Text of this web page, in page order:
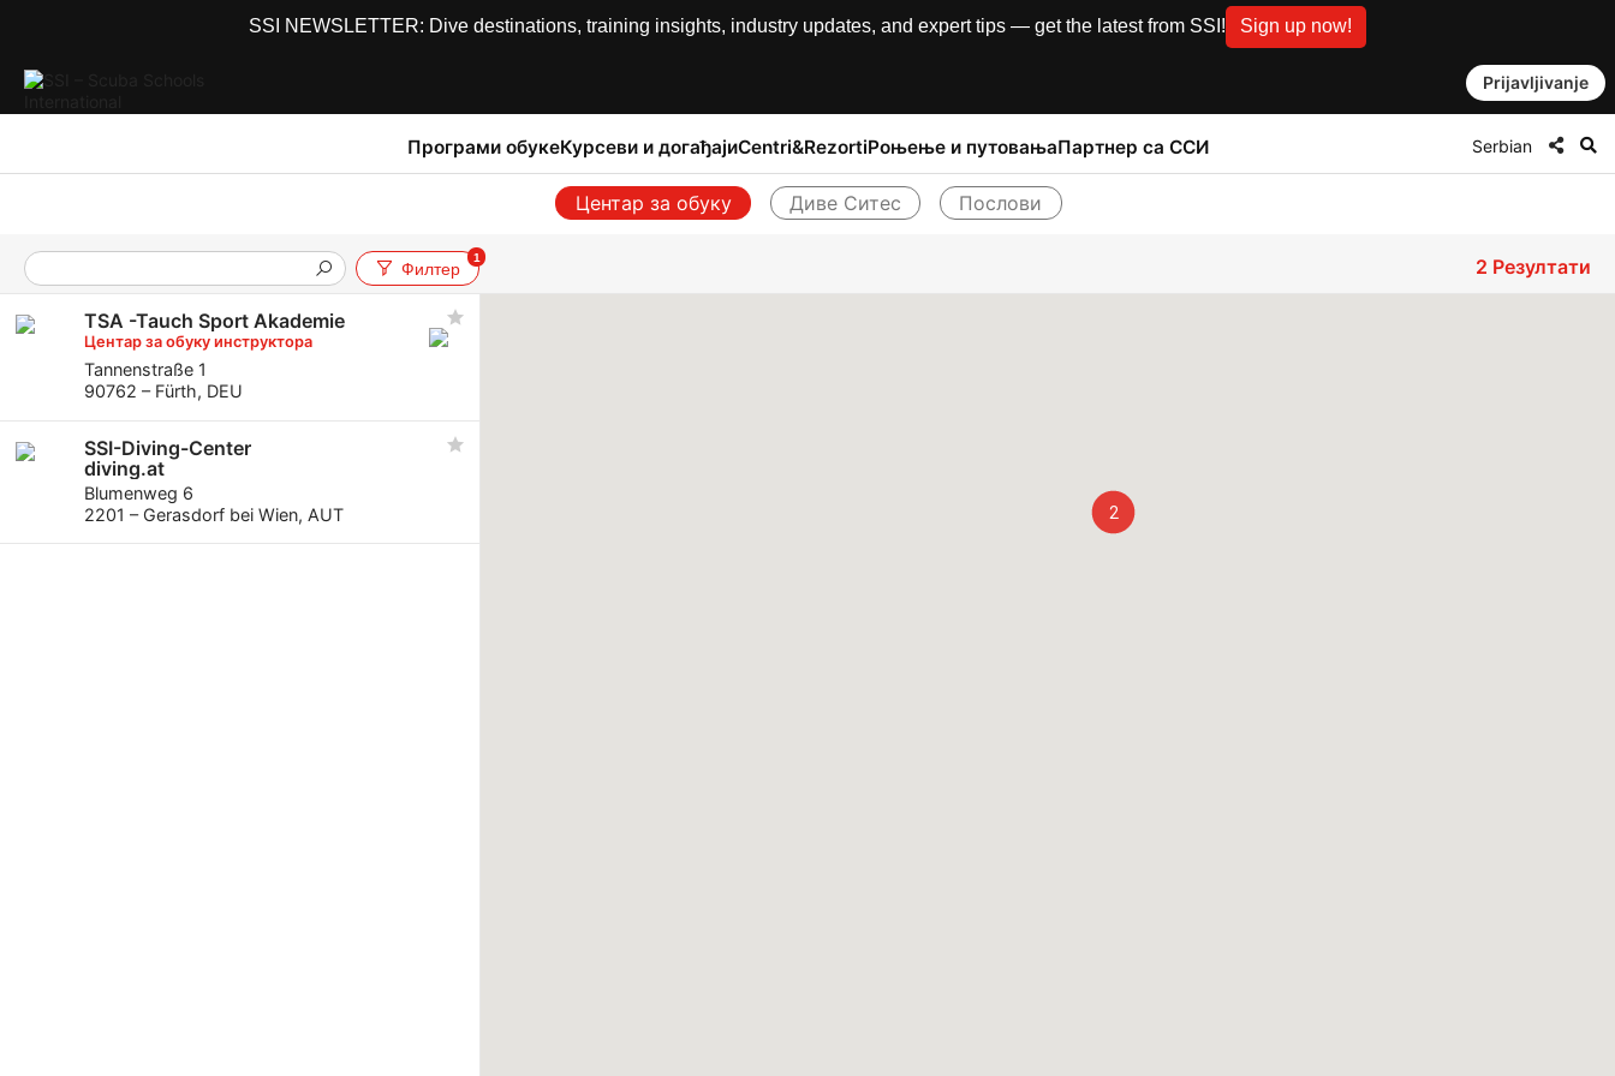
SSI NEWSLETTER: Dive destinations, training insights, industry updates, and expert tips — get the latest from SSI! Sign up now!
Prijavljivanje
Програми обукеКурсеви и догађајиCentri&RezortiРоњење и путовањаПартнер са ССИ Serbian
Центар за обуку Диве Ситес Послови
Филтер
1
2
2 Резултати
TSA -Tauch Sport Akademie
Центар за обуку инструктора
Tannenstraße 1
90762 – Fürth, DEU
SSI-Diving-Center
diving.at
Blumenweg 6
2201 – Gerasdorf bei Wien, AUT